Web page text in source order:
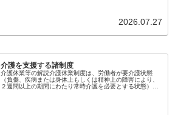
2026.07.27
介護を支援する諸制度
介護休業等の解説介護休業制度は、労働者が要介護状態
（負傷、疾病または身体上もしくは精神上の障害により、
２週間以上の期間にわたり常時介護を必要とする状態）に